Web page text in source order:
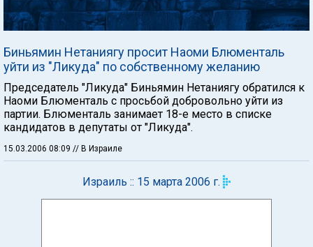
Биньямин Нетаниягу просит Наоми Блюменталь
уйти из "Ликуда" по собственному желанию
Председатель "Ликуда" Биньямин Нетаниягу обратился к
Наоми Блюменталь с просьбой добровольно уйти из
партии. Блюменталь занимает 18-е место в списке
кандидатов в депутаты от "Ликуда".
15.03.2006 08:09 // В Израиле
Израиль :: 15 марта 2006 г.